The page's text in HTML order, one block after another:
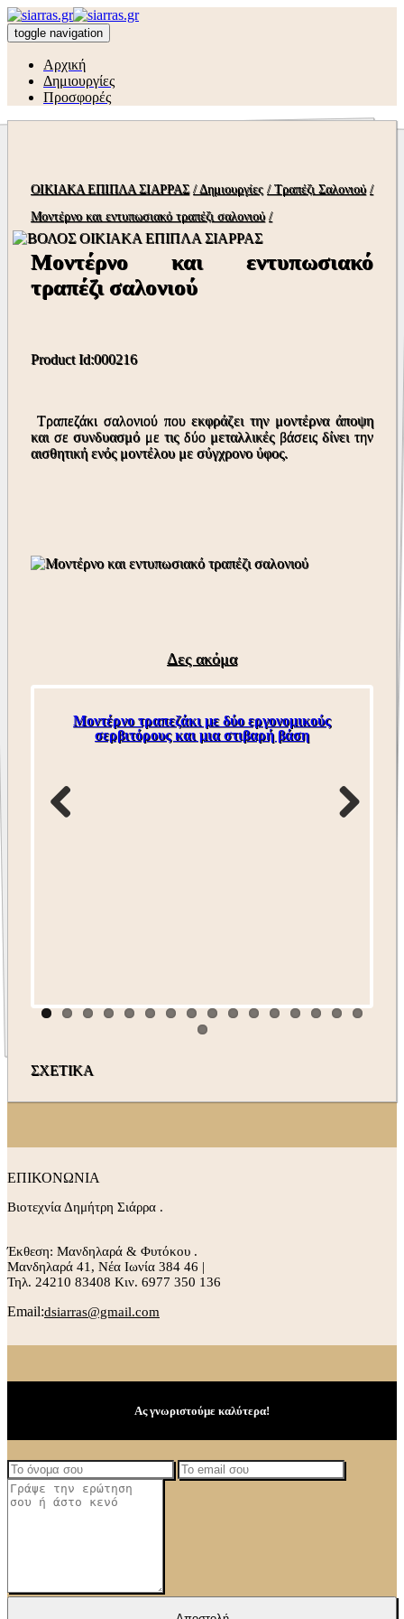
toggle navigation
Αρχική
Δημιουργίες
Προσφορές
ΟΙΚΙΑΚΑ ΕΠΙΠΛΑ ΣΙΑΡΡΑΣ / Δημιουργίες / Τραπέζι Σαλονιού /
Μοντέρνο και εντυπωσιακό τραπέζι σαλονιού /
Μοντέρνο και εντυπωσιακό
τραπέζι σαλονιού
Product Id:000216
Τραπεζάκι σαλονιού που εκφράζει την μοντέρνα άποψη
και σε συνδυασμό με τις δύο μεταλλικές βάσεις δίνει την
αισθητική ενός μοντέλου με σύγχρονο ύφος.
Δες ακόμα
Μοντέρνο τραπεζάκι με δύο εργονομικούς
σερβιτόρους και μια στιβαρή βάση
ΣΧΕΤΙΚΑ
ΕΠΙΚΟΝΩΝΙΑ
Βιοτεχνία Δημήτρη Σιάρρα .
Έκθεση: Μανδηλαρά & Φυτόκου .
Μανδηλαρά 41, Νέα Ιωνία 384 46 |
Τηλ. 24210 83408 Κιν. 6977 350 136
Email:dsiarras@gmail.com
Ας γνωριστούμε καλύτερα!